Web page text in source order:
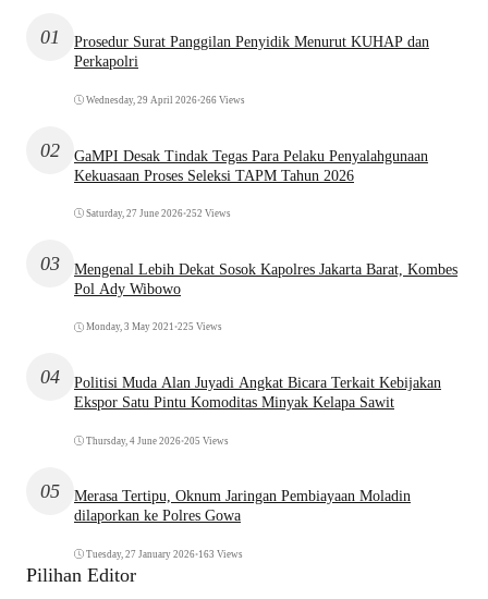
01
Prosedur Surat Panggilan Penyidik Menurut KUHAP dan
Perkapolri
Wednesday, 29 April 2026•266 Views
02
GaMPI Desak Tindak Tegas Para Pelaku Penyalahgunaan
Kekuasaan Proses Seleksi TAPM Tahun 2026
Saturday, 27 June 2026•252 Views
03
Mengenal Lebih Dekat Sosok Kapolres Jakarta Barat, Kombes
Pol Ady Wibowo
Monday, 3 May 2021 •225 Views
04
Politisi Muda Alan Juyadi Angkat Bicara Terkait Kebijakan
Ekspor Satu Pintu Komoditas Minyak Kelapa Sawit
Thursday, 4 June 2026•205 Views
05
Merasa Tertipu, Oknum Jaringan Pembiayaan Moladin
dilaporkan ke Polres Gowa
Tuesday, 27 January 2026•163 Views
Pilihan Editor